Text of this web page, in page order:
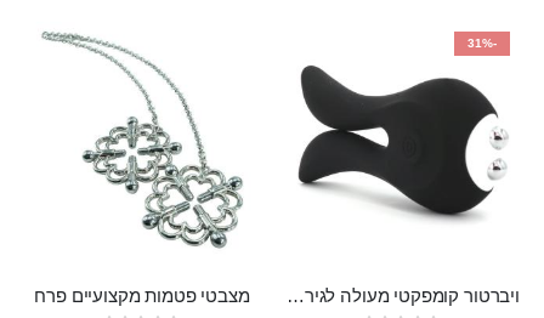
-31%
ויברטור קומפקטי מעולה לגירוי פטמות ודגדגן מסיליקון רפואי בעל 10 מצבי רטט , נטען מצבטי פטמות מקצועיים פרח